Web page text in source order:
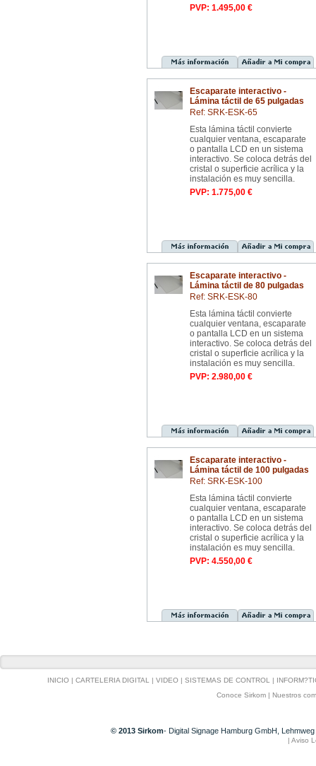
PVP: 1.495,00 €
Escaparate interactivo -
Lámina táctil de 65 pulgadas
Ref: SRK-ESK-65
Esta lámina táctil convierte
cualquier ventana, escaparate
o pantalla LCD en un sistema
interactivo. Se coloca detrás del
cristal o superficie acrílica y la
instalación es muy sencilla.
PVP: 1.775,00 €
Escaparate interactivo -
Lámina táctil de 80 pulgadas
Ref: SRK-ESK-80
Esta lámina táctil convierte
cualquier ventana, escaparate
o pantalla LCD en un sistema
interactivo. Se coloca detrás del
cristal o superficie acrílica y la
instalación es muy sencilla.
PVP: 2.980,00 €
Escaparate interactivo -
Lámina táctil de 100 pulgadas
Ref: SRK-ESK-100
Esta lámina táctil convierte
cualquier ventana, escaparate
o pantalla LCD en un sistema
interactivo. Se coloca detrás del
cristal o superficie acrílica y la
instalación es muy sencilla.
PVP: 4.550,00 €
INICIO | CARTELERIA DIGITAL | VIDEO | SISTEMAS DE CONTROL |
Conoce Sirkom| Nuestros
© 2013 Sirkom- Digital Signage Hamburg GmbH,
| Aviso